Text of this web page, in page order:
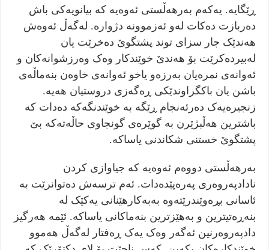
ڕێگایە. یەکەم بەرهەڵستی ئەوەیە کە بیانویەکی باش
دەربازت دەکات لەو ئەزموونە دژوارە. لەگەڵ ئەوەش
هەندێک جار سزای توند پشتگوێ دەخرێت یان
لەبیردەکرێت بۆ هەندێ خوێندکار وەک وەرزشوانەکان و
ئەوانەی نمرەیان بەرزەو یاخو ئەوانەی خاوەن بنەماڵەی
باشن یان باکگراوندێکی ڕەگەزی دروستیان هەیە.
زنجیرەیەک دەرئەنجام ڕێگە بە خوێندنگەکە دەدات کە
باشترین هەڵبژێرن بە گوێرەی گونجاوی حاڵەتەکە بێ
پشتگوێ خستنی شکاندنی یاساکە.
بەرهەڵستی دووەم ئەوەیە کە جیاوازی کردن
نادادپەروەری پەرەپێدەدات. ئەم ترسەش دەتوانرێت بە
ئاسانی بڕەوێندرێتەوە بەبەکارهێنانی یەکێک لە
بنەڕەتیترین و بەهێزترین بنەماکانی یاساکە. ئێمە هەرگیز
دادپەروەرنین ئەگەر وەک یەک ڕەفتار لەگەڵ هەموو